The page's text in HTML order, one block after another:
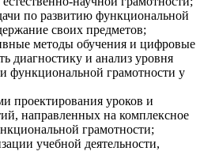
по развитию функциональной
своих предметов;
методы обучения и цифровые
диагностику и анализ уровня
функциональной грамотности у
проектирования уроков и
направленных на комплексное
грамотности;
учебной деятельности,